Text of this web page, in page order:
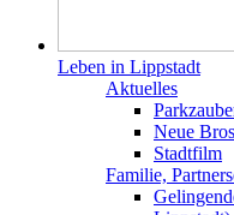
Leben in Lippstadt
Aktuelles
Neue
Stadtfilm
Familie,